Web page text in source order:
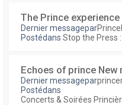
The Prince experience
Dernier messagepar
Postédans Stop the Press
Echoes of prince
Dernier messagepar
Postédans
Concerts & Soirées